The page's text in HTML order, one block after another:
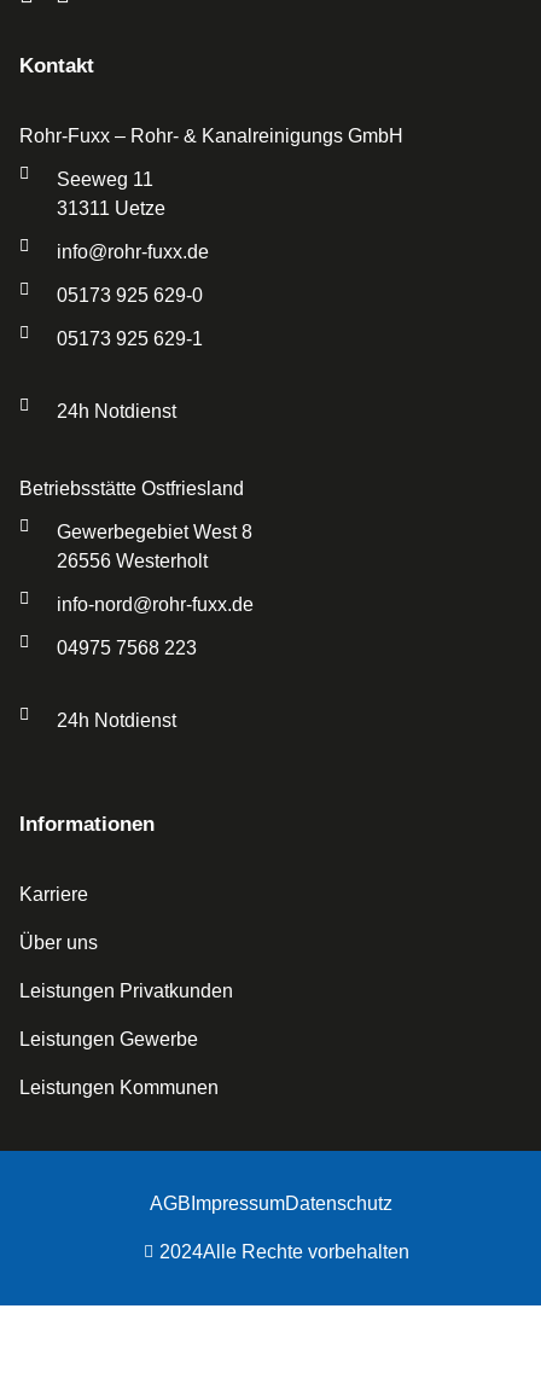
Kontakt
Rohr-Fuxx – Rohr- & Kanalreinigungs GmbH
Seeweg 11
31311 Uetze
info@rohr-fuxx.de
05173 925 629-0
05173 925 629-1
24h Notdienst
Betriebsstätte Ostfriesland
Gewerbegebiet West 8
26556 Westerholt
info-nord@rohr-fuxx.de
04975 7568 223
24h Notdienst
Informationen
Karriere
Über uns
Leistungen Privatkunden
Leistungen Gewerbe
Leistungen Kommunen
AGB ImpressumDatenschutz
2024Alle Rechte vorbehalten